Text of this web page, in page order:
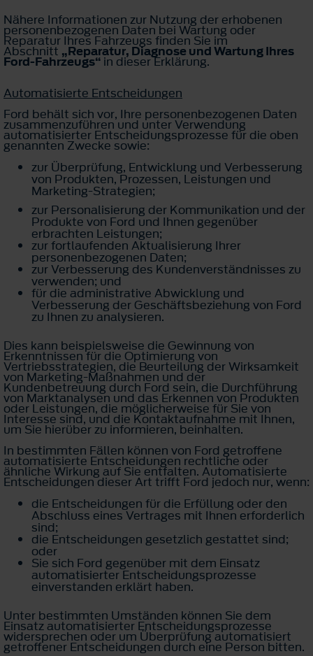
Nähere Informationen zur Nutzung der erhobenen
personenbezogenen Daten bei Wartung oder
Reparatur Ihres Fahrzeugs finden Sie im
Abschnitt „Reparatur, Diagnose und Wartung Ihres
Ford-Fahrzeugs“ in dieser Erklärung.
Automatisierte Entscheidungen
Ford behält sich vor, Ihre personenbezogenen Daten
zusammenzuführen und unter Verwendung
automatisierter Entscheidungsprozesse für die oben
genannten Zwecke sowie:
zur Überprüfung, Entwicklung und Verbesserung
von Produkten, Prozessen, Leistungen und
Marketing-Strategien;
zur Personalisierung der Kommunikation und der
Produkte von Ford und Ihnen gegenüber
erbrachten Leistungen;
zur fortlaufenden Aktualisierung Ihrer
personenbezogenen Daten;
zur Verbesserung des Kundenverständnisses zu
verwenden; und
für die administrative Abwicklung und
Verbesserung der Geschäftsbeziehung von Ford
zu Ihnen zu analysieren.
Dies kann beispielsweise die Gewinnung von
Erkenntnissen für die Optimierung von
Vertriebsstrategien, die Beurteilung der Wirksamkeit
von Marketing-Maßnahmen und der
Kundenbetreuung durch Ford sein, die Durchführung
von Marktanalysen und das Erkennen von Produkten
oder Leistungen, die möglicherweise für Sie von
Interesse sind, und die Kontaktaufnahme mit Ihnen,
um Sie hierüber zu informieren, beinhalten.
In bestimmten Fällen können von Ford getroffene
automatisierte Entscheidungen rechtliche oder
ähnliche Wirkung auf Sie entfalten. Automatisierte
Entscheidungen dieser Art trifft Ford jedoch nur, wenn:
die Entscheidungen für die Erfüllung oder den
Abschluss eines Vertrages mit Ihnen erforderlich
sind;
die Entscheidungen gesetzlich gestattet sind;
oder
Sie sich Ford gegenüber mit dem Einsatz
automatisierter Entscheidungsprozesse
einverstanden erklärt haben.
Unter bestimmten Umständen können Sie dem
Einsatz automatisierter Entscheidungsprozesse
widersprechen oder um Überprüfung automatisiert
getroffener Entscheidungen durch eine Person bitten.